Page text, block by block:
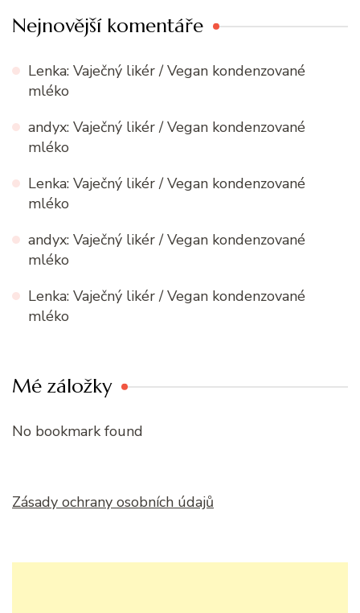
Nejnovější komentáře
Lenka: Vaječný likér / Vegan kondenzované
mléko
andyx: Vaječný likér / Vegan kondenzované
mléko
Lenka: Vaječný likér / Vegan kondenzované
mléko
andyx: Vaječný likér / Vegan kondenzované
mléko
Lenka: Vaječný likér / Vegan kondenzované
mléko
Mé záložky
No bookmark found
Zásady ochrany osobních údajů